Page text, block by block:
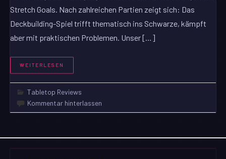
Stretch Goals. Nach zahlreichen Partien zeigt sich: Das
Deckbuilding-Spiel trifft thematisch ins Schwarze, kämpft
aber mit praktischen Problemen. Unser […]
WEITERLESEN
Tabletop Reviews
Kommentar hinterlassen